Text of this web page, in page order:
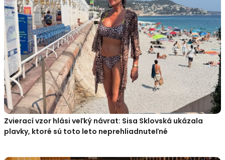
Zvierací vzor hlási veľký návrat: Sisa Sklovská ukázala
plavky, ktoré sú toto leto neprehliadnuteľné